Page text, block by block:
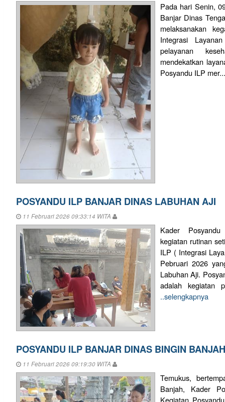
Pada hari Senin,
Banjar Dinas
melaksanakan
Integrasi
pelayanan
mendekatkan
Posyandu ILP
POSYANDU ILP BANJAR DINAS LABUHAN AJI
11 Februari 2026 09:33:14 WITA
Kader
kegiatan rutinan
ILP ( Integrasi
Pebruari 2026
Labuhan Aji.
adalah kegiatan
..selengkapnya
POSYANDU ILP BANJAR DINAS BINGIN BANJAH
11 Februari 2026 09:19:30 WITA
Temukus,
Banjah, Kader
Kegiatan